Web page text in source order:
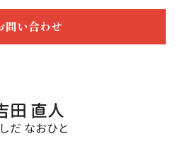
問い合わせ
田 直人
だ なおひと